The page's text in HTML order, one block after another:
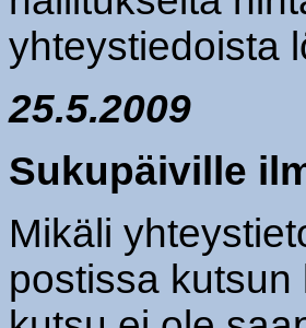
yhteystiedoista
25.5.2009
Sukupäiville
Mikäli
postissa